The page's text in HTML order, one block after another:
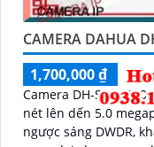
CAMERA DAHUA
1,700,000 ₫
Camera DH-
nét lên dến 5.0
ngược sáng DWDR,